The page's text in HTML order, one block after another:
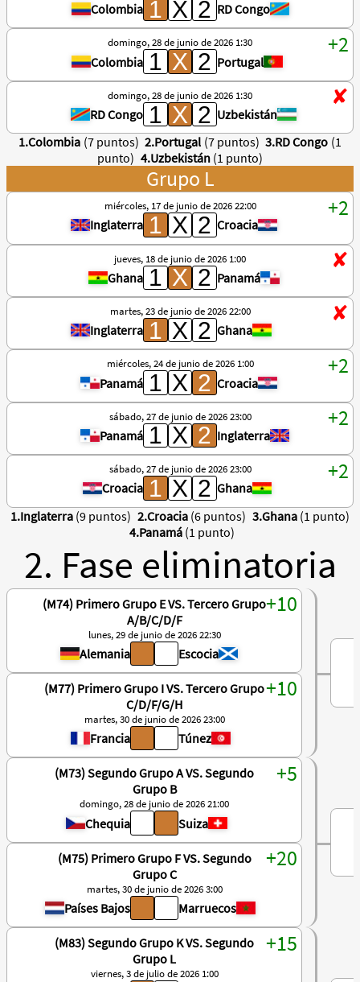
Colombia RD Congo
domingo, 28 de junio de 2026 1:30
Colombia Portugal
domingo, 28 de junio de 2026 1:30
RD Congo
Uzbekistán
1.Colombia (7 puntos) 2.Portugal (7 puntos) 3.RD Congo (1
punto) 4.Uzbekistán (1 punto)
Grupo L
miércoles, 17 de junio de 2026 22:00
Inglaterra Croacia
jueves, 18 de junio de 2026 1:00
Ghana Panamá
martes, 23 de junio de 2026 22:00
Inglaterra Ghana
miércoles, 24 de junio de 2026 1:00
Panamá Croacia
sábado, 27 de junio de 2026 23:00
Panamá Inglaterra
sábado, 27 de junio de 2026 23:00
Croacia
Ghana
1.Inglaterra (9 puntos) 2.Croacia (6 puntos) 3.Ghana (1 punto)
4.Panamá (1 punto)
2. Fase eliminatoria
(M74) Primero Grupo E VS. Tercero Grupo
A/B/C/D/F
lunes, 29 de junio de 2026 22:30
Alemania Escocia
(M77) Primero Grupo I VS. Tercero Grupo
C/D/F/G/H
martes, 30 de junio de 2026 23:00
Francia Túnez
(M73) Segundo Grupo A VS. Segundo
Grupo B
domingo, 28 de junio de 2026 21:00
Chequia Suiza
(M75) Primero Grupo F VS. Segundo
Grupo C
martes, 30 de junio de 2026 3:00
Países Bajos Marruecos
(M83) Segundo Grupo K VS. Segundo
Grupo L
viernes, 3 de julio de 2026 1:00